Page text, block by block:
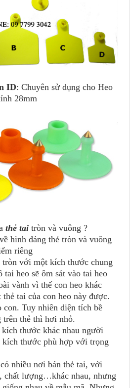
ID: Chuyên sử dụng cho Heo
28mm
thẻ tai tròn và vuông ?
hình dáng thẻ tròn và vuông
riêng
tròn với một kích thước chung
heo sẽ ôm sát vào tai heo
vành vì thế con heo khác
tai của con heo này được.
con. Tuy nhiên diện tích bề
trên thẻ thì hơi nhỏ.
thước khác nhau người
kích thước phù hợp với trọng
nhiều nơi bán thẻ tai, với
chất lượng…khác nhau, nhưng